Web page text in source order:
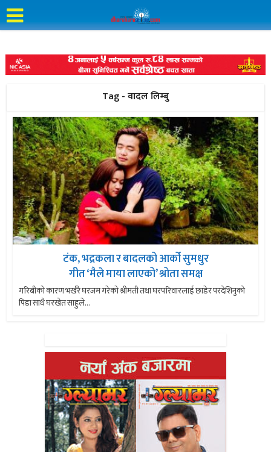
Tag - वादल लिम्बु
टंक, भद्रकला र बादलको आर्को सुमधुर
गीत ‘मैले माया लाएको’ श्रोता समक्ष
गरिबीको कारण भर्खरै घरजम गरेको श्रीमती तथा घरपरिवारलाई छाडेर परदेशिनुको
पिडा साथै घरखेत साहुले...